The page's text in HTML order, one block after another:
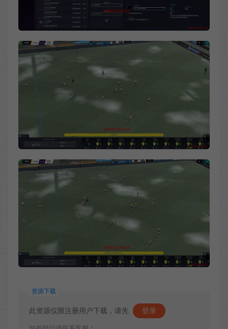
资源下载
此资源仅限注册用户下载，请先 登录